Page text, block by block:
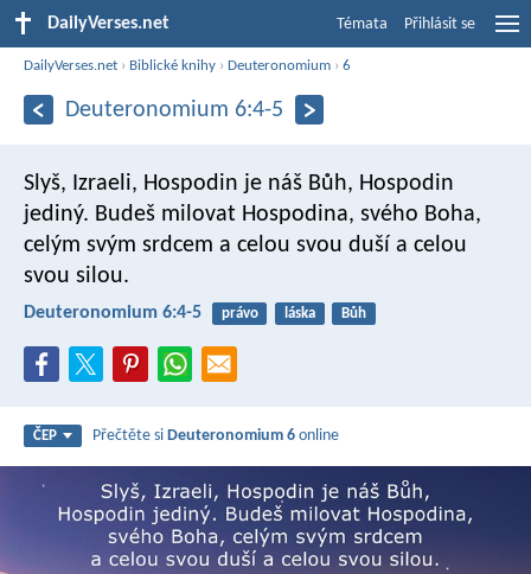
DailyVerses.net Témata Přihlásit se
DailyVerses.net › Biblické knihy ›Deuteronomium ›6
Deuteronomium 6:4-5
Slyš, Izraeli, Hospodin je náš Bůh, Hospodin
jediný. Budeš milovat Hospodina, svého Boha,
celým svým srdcem a celou svou duší a celou
svou silou.
Deuteronomium 6:4-5 právo láska Bůh
ČEP Přečtěte siDeuteronomium 6 online